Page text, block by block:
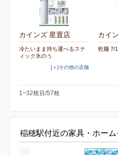
カインズ 星置店
冷たいまま持ち運べるステ
ィック氷のう
[＋]その他の店舗
カイ
乾麺 7/
1~32枚目/57枚
稲穂駅付近の家具・ホー